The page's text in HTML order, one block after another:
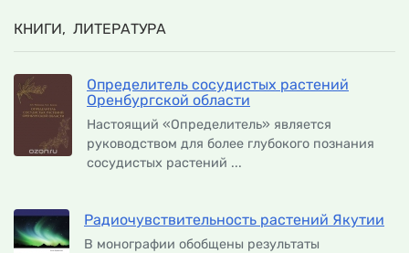
КНИГИ, ЛИТЕРАТУРА
Определитель сосудистых растений
Оренбургской области
Настоящий «Определитель» является
руководством для более глубокого познания
сосудистых растений ...
Радиочувствительность растений Якутии
В монографии обобщены результаты